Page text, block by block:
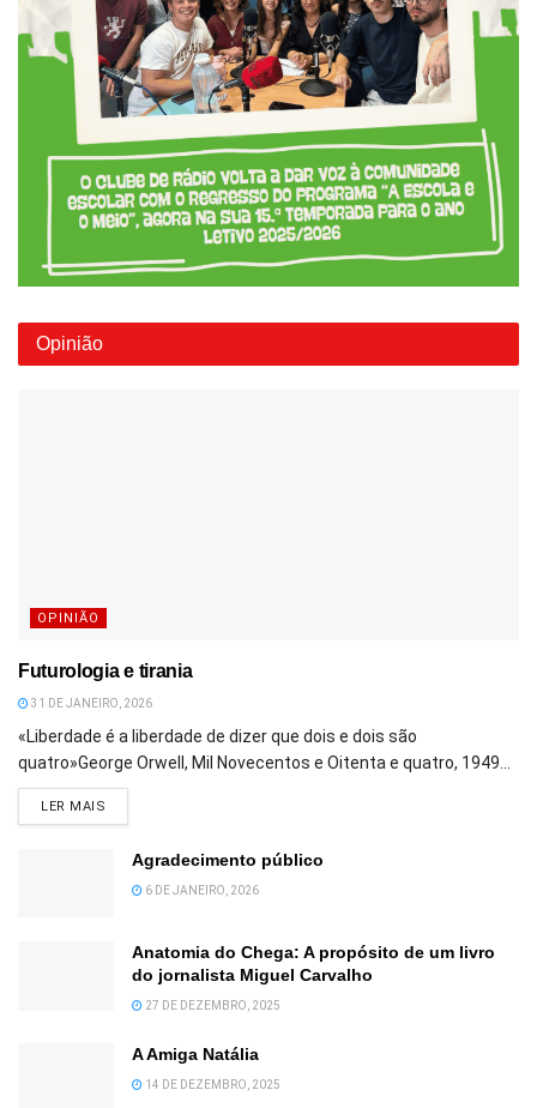
Opinião
OPINIÃO
Futurologia e tirania
31 DE JANEIRO, 2026
«Liberdade é a liberdade de dizer que dois e dois são
quatro»George Orwell, Mil Novecentos e Oitenta e quatro, 1949...
LER MAIS
Agradecimento público
6 DE JANEIRO, 2026
Anatomia do Chega: A propósito de um livro
do jornalista Miguel Carvalho
27 DE DEZEMBRO, 2025
A Amiga Natália
14 DE DEZEMBRO, 2025